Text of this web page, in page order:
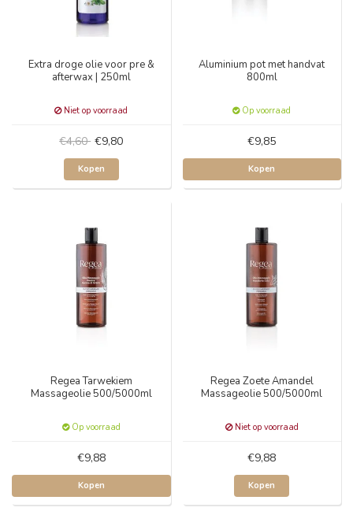
Extra droge olie voor pre &
afterwax | 250ml
Niet op voorraad
€4,60 €9,80
Kopen
Aluminium pot met handvat
800ml
Op voorraad
€9,85
Kopen
Regea Tarwekiem
Massageolie 500/5000ml
Op voorraad
€9,88
Kopen
Regea Zoete Amandel
Massageolie 500/5000ml
Niet op voorraad
€9,88
Kopen